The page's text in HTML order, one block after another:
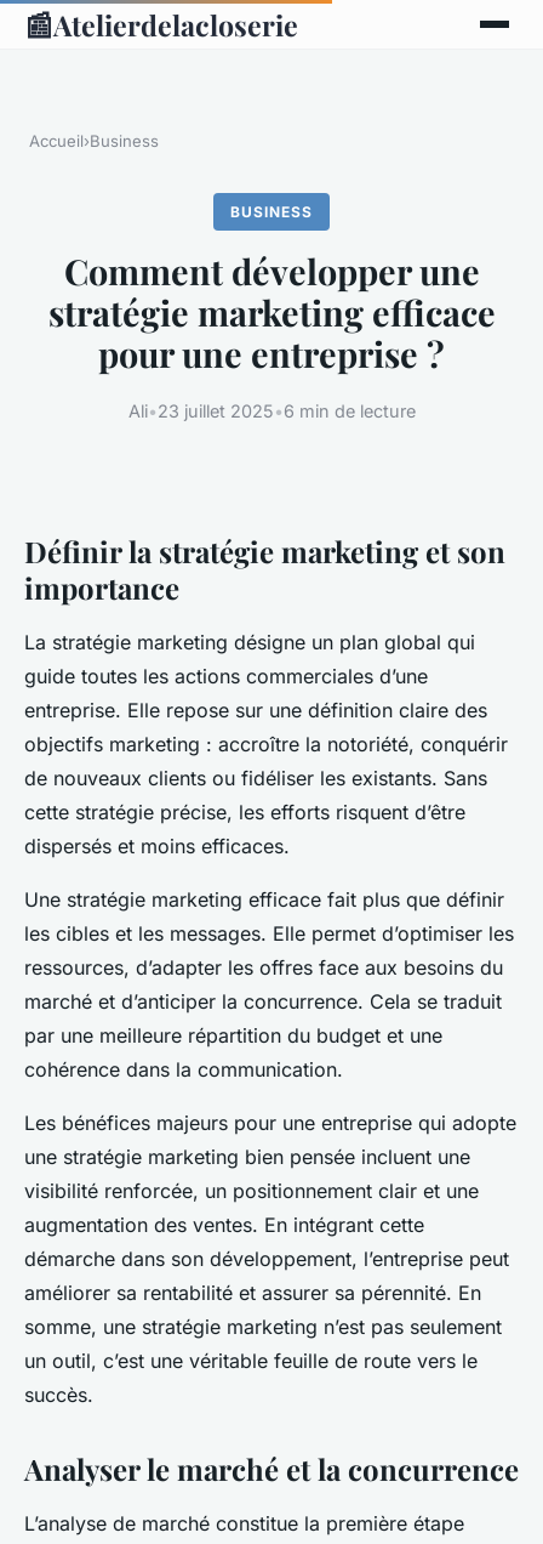
📰Atelierdelacloserie
Accueil›Business
BUSINESS
Comment développer une
stratégie marketing efficace
pour une entreprise ?
Ali•23 juillet 2025•6 min de lecture
Définir la stratégie marketing et son
importance
La stratégie marketing désigne un plan global qui
guide toutes les actions commerciales d’une
entreprise. Elle repose sur une définition claire des
objectifs marketing : accroître la notoriété, conquérir
de nouveaux clients ou fidéliser les existants. Sans
cette stratégie précise, les efforts risquent d’être
dispersés et moins efficaces.
Une stratégie marketing efficace fait plus que définir
les cibles et les messages. Elle permet d’optimiser les
ressources, d’adapter les offres face aux besoins du
marché et d’anticiper la concurrence. Cela se traduit
par une meilleure répartition du budget et une
cohérence dans la communication.
Les bénéfices majeurs pour une entreprise qui adopte
une stratégie marketing bien pensée incluent une
visibilité renforcée, un positionnement clair et une
augmentation des ventes. En intégrant cette
démarche dans son développement, l’entreprise peut
améliorer sa rentabilité et assurer sa pérennité. En
somme, une stratégie marketing n’est pas seulement
un outil, c’est une véritable feuille de route vers le
succès.
Analyser le marché et la concurrence
L’analyse de marché constitue la première étape